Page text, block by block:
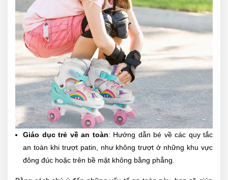
Giáo dục trẻ về an toàn: Hướng dẫn bé về các quy tắc
an toàn khi trượt patin, như không trượt ở những khu vực
đông đúc hoặc trên bề mặt không bằng phẳng.